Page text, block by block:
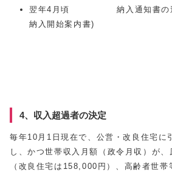
翌年4月頃 納入通知書の送付
納入開始案内書)
4、収入超過者の決定
毎年10月1日現在で、公営・改良住宅に
し、かつ世帯収入月額（政令月収）が
（改良住宅は158,000円）、高齢者世